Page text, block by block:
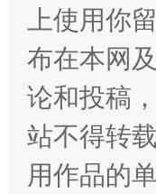
站台名比
上使用你
布在本网
论和投稿
站不得转
用作品的